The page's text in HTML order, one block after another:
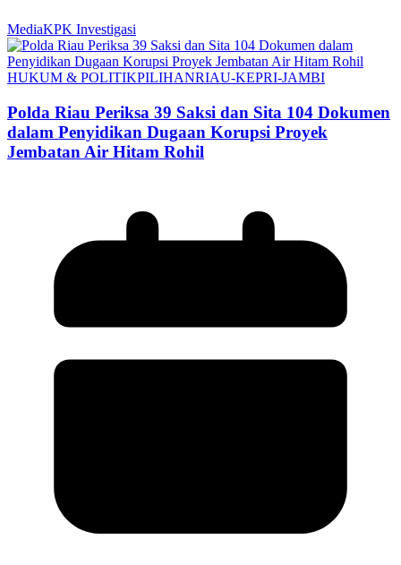
MediaKPK Investigasi
HUKUM & POLITIKPILIHANRIAU-KEPRI-JAMBI
Polda Riau Periksa 39 Saksi dan Sita 104 Dokumen
dalam Penyidikan Dugaan Korupsi Proyek
Jembatan Air Hitam Rohil